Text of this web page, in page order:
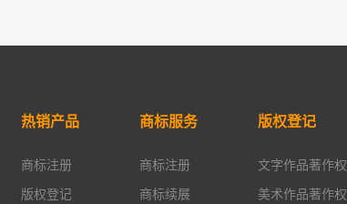
热销产品
商标注册
版权登记
商标服务
商标注册
商标续展
版权登记
文字作品著作权
美术作品著作权